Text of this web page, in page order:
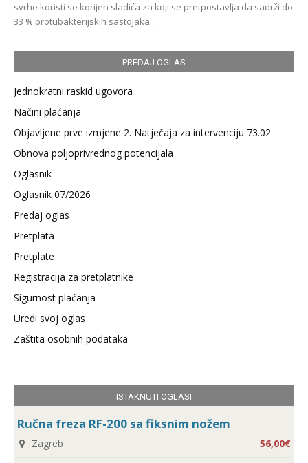
svrhe koristi se korijen sladića za koji se pretpostavlja da sadrži do
33 % protubakterijskih sastojaka...
PREDAJ OGLAS
Jednokratni raskid ugovora
Načini plaćanja
Objavljene prve izmjene 2. Natječaja za intervenciju 73.02
Obnova poljoprivrednog potencijala
Oglasnik
Oglasnik 07/2026
Predaj oglas
Pretplata
Pretplate
Registracija za pretplatnike
Sigurnost plaćanja
Uredi svoj oglas
Zaštita osobnih podataka
ISTAKNUTI OGLASI
Ručna freza RF-200 sa fiksnim nožem
Zagreb 56,00€